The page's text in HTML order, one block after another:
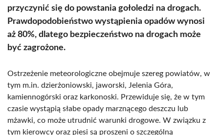
przyczynić się do powstania gołoledzi na drogach.
Prawdopodobieństwo wystąpienia opadów wynosi
aż 80%, dlatego bezpieczeństwo na drogach może
być zagrożone.
Ostrzeżenie meteorologiczne obejmuje szereg powiatów, w
tym m.in. dzierżoniowski, jaworski, Jelenia Góra,
kamiennogórski oraz karkonoski. Przewiduje się, że w tym
czasie wystąpią słabe opady marznącego deszczu lub
mżawki, co może utrudnić warunki drogowe. W związku z
tym kierowcy oraz piesi są proszeni o szczególną